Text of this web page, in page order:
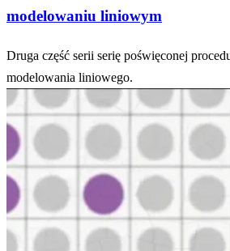
modelowaniu liniowym
Druga część serii serię poświęconej
modelowania liniowego.